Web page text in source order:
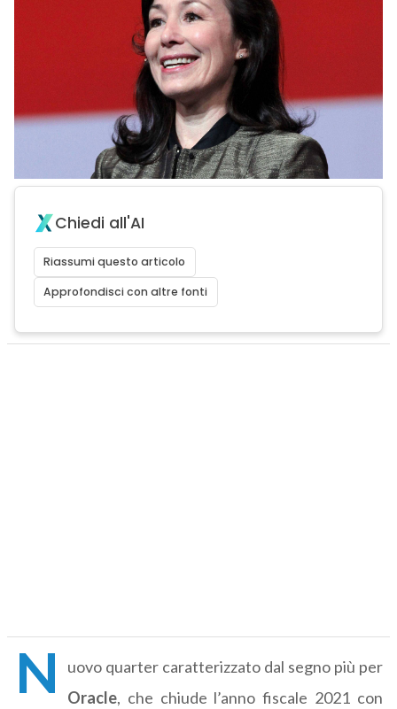
Chiedi all'AI
Riassumi questo articolo
Approfondisci con altre fonti
N
uovo quarter caratterizzato dal segno più per
Oracle, che chiude l’anno fiscale 2021 con